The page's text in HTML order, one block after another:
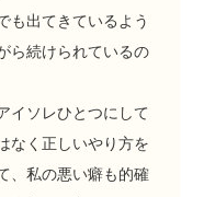
も出てきているよう
ら続けられているの
イソレひとつにして
なく正しいやり方を
、私の悪い癖も的確